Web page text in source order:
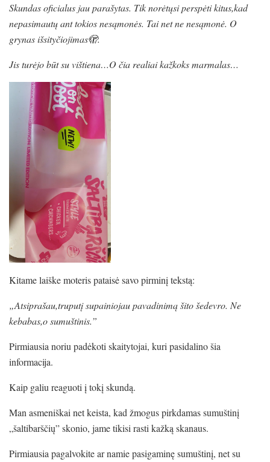
Skundas oficialus jau parašytas. Tik norėtųsi perspėti kitus,kad
nepasimautų ant tokios nesąmonės. Tai net ne nesąmonė. O
grynas išsityčiojimas🫣.
Jis turėjo būt su vištiena…O čia realiai kažkoks marmalas…
Kitame laiške moteris pataisė savo pirminį tekstą:
„Atsiprašau,truputį supainiojau pavadinimą šito šedevro. Ne
kebabas,o sumuštinis.”
Pirmiausia noriu padėkoti skaitytojai, kuri pasidalino šia
informacija.
Kaip galiu reaguoti į tokį skundą.
Man asmeniškai net keista, kad žmogus pirkdamas sumuštinį
„šaltibarščių” skonio, jame tikisi rasti kažką skanaus.
Pirmiausia pagalvokite ar namie pasigaminę sumuštinį, net su